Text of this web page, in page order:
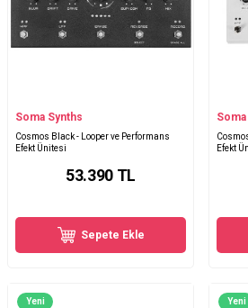
Soma Synths
Cosmos Black - Looper ve Performans
Efekt Ünitesi
53.390TL
Sepete Ekle
Efekt
Yeni Yeni